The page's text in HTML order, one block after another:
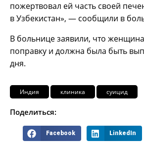
пожертвовал ей часть своей
в Узбекистан», — сообщили в
В больнице заявили, что
поправку и должна была быть
дня.
Индия клиника суицид
Поделиться:
Facebook LinkedIn